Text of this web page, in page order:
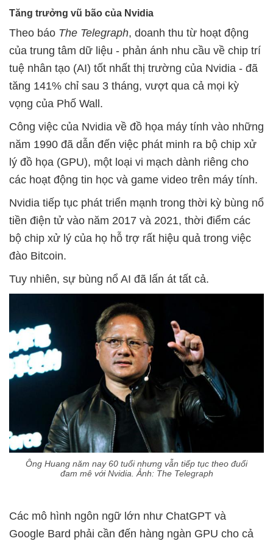
Tăng trưởng vũ bão của Nvidia
Theo báo The Telegraph, doanh thu từ hoạt động
của trung tâm dữ liệu - phản ánh nhu cầu về chip trí
tuệ nhân tạo (AI) tốt nhất thị trường của Nvidia - đã
tăng 141% chỉ sau 3 tháng, vượt qua cả mọi kỳ
vọng của Phố Wall.
Công việc của Nvidia về đồ họa máy tính vào những
năm 1990 đã dẫn đến việc phát minh ra bộ chip xử
lý đồ họa (GPU), một loại vi mạch dành riêng cho
các hoạt động tin học và game video trên máy tính.
Nvidia tiếp tục phát triển mạnh trong thời kỳ bùng nổ
tiền điện tử vào năm 2017 và 2021, thời điểm các
bộ chip xử lý của họ hỗ trợ rất hiệu quả trong việc
đào Bitcoin.
Tuy nhiên, sự bùng nổ AI đã lấn át tất cả.
Ông Huang năm nay 60 tuổi nhưng vẫn tiếp tục theo đuổi
đam mê với Nvidia. Ảnh: The Telegraph
Các mô hình ngôn ngữ lớn như ChatGPT và
Google Bard phải cần đến hàng ngàn GPU cho cả